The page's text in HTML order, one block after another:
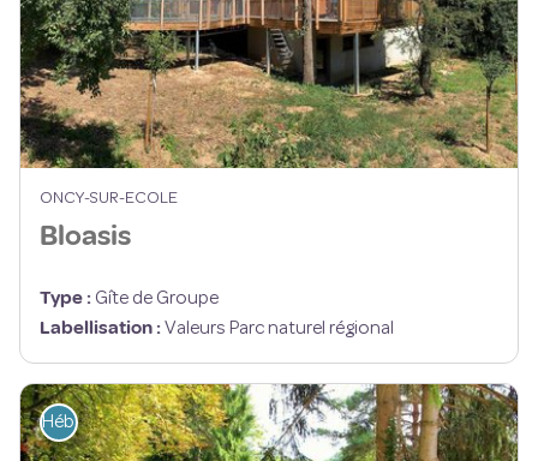
ONCY-SUR-ECOLE
Bloasis
Type : Gîte de Groupe
Labellisation : Valeurs Parc naturel régional
Hébergement